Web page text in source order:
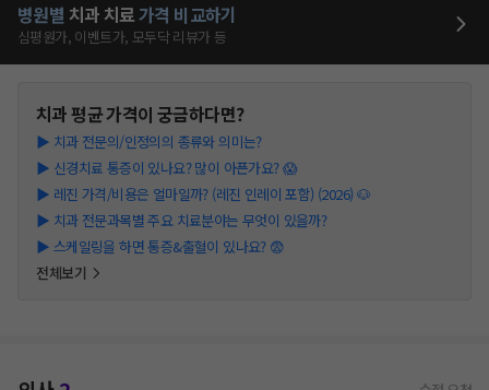
병원별 치과 치료가격 비교하기
심평원가, 이벤트가, 모두닥 리뷰가 등
치과평균 가격이 궁금하다면?
▶ 치과 전문의/인정의의 종류와 의미는?
▶ 신경치료 통증이 있나요? 많이 아픈가요? 😱
▶ 레진 가격/비용은 얼마일까? (레진 인레이 포함) (2026) 🐶
▶ 치과 전문과목별 주요 치료분야는 무엇이 있을까?
▶ 스케일링을 하면 통증&출혈이 있나요? 😨
전체보기